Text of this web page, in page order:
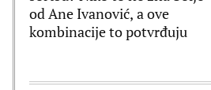
od Ane Ivanović, a ove
kombinacije to potvrđuju